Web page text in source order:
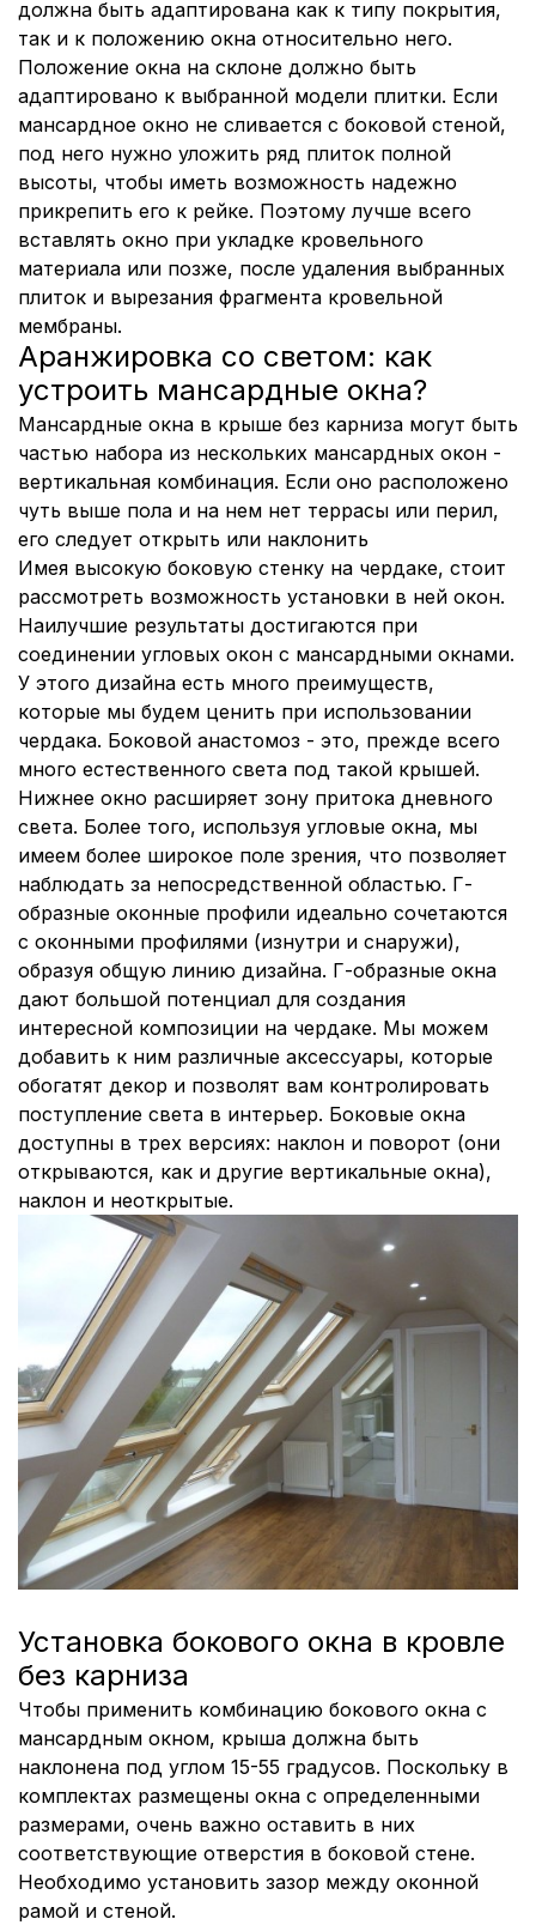
должна быть адаптирована как к типу покрытия,
так и к положению окна относительно него.
Положение окна на склоне должно быть
адаптировано к выбранной модели плитки. Если
мансардное окно не сливается с боковой стеной,
под него нужно уложить ряд плиток полной
высоты, чтобы иметь возможность надежно
прикрепить его к рейке. Поэтому лучше всего
вставлять окно при укладке кровельного
материала или позже, после удаления выбранных
плиток и вырезания фрагмента кровельной
мембраны.
Аранжировка со светом: как
устроить мансардные окна?
Мансардные окна в крыше без карниза могут быть
частью набора из нескольких мансардных окон -
вертикальная комбинация. Если оно расположено
чуть выше пола и на нем нет террасы или перил,
его следует открыть или наклонить
Имея высокую боковую стенку на чердаке, стоит
рассмотреть возможность установки в ней окон.
Наилучшие результаты достигаются при
соединении угловых окон с мансардными окнами.
У этого дизайна есть много преимуществ,
которые мы будем ценить при использовании
чердака. Боковой анастомоз - это, прежде всего
много естественного света под такой крышей.
Нижнее окно расширяет зону притока дневного
света. Более того, используя угловые окна, мы
имеем более широкое поле зрения, что позволяет
наблюдать за непосредственной областью. Г-
образные оконные профили идеально сочетаются
с оконными профилями (изнутри и снаружи),
образуя общую линию дизайна. Г-образные окна
дают большой потенциал для создания
интересной композиции на чердаке. Мы можем
добавить к ним различные аксессуары, которые
обогатят декор и позволят вам контролировать
поступление света в интерьер. Боковые окна
доступны в трех версиях: наклон и поворот (они
открываются, как и другие вертикальные окна),
наклон и неоткрытые.
Установка бокового окна в кровле
без карниза
Чтобы применить комбинацию бокового окна с
мансардным окном, крыша должна быть
наклонена под углом 15-55 градусов. Поскольку в
комплектах размещены окна с определенными
размерами, очень важно оставить в них
соответствующие отверстия в боковой стене.
Необходимо установить зазор между оконной
рамой и стеной.